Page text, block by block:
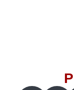
Lotería
Lotería